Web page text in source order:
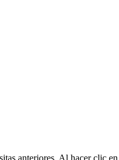
anteriores. Al hacer clic